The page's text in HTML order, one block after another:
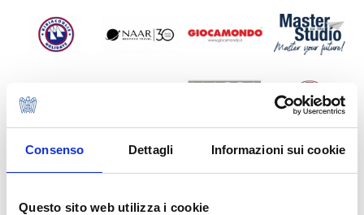
Consenso Dettagli Informazioni sui cookie
Questo sito web utilizza i cookie